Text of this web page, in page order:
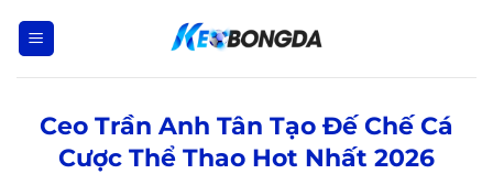
qua
Ceo Trần Anh Tân Tạo Đế Chế Cá
Cược Thể Thao Hot Nhất 2026